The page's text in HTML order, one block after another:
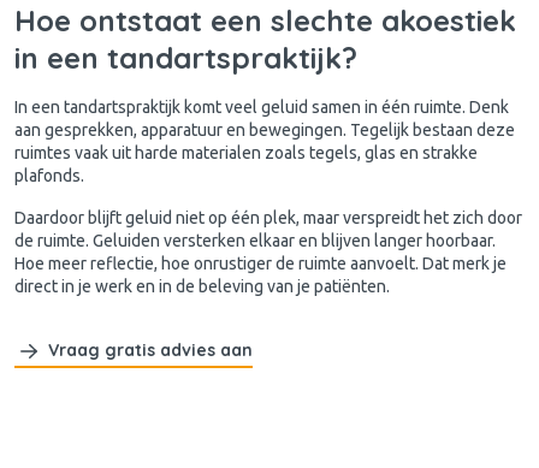
Hoe ontstaat een slechte akoestiek
in een tandartspraktijk?
In een tandartspraktijk komt veel geluid samen in één ruimte. Denk
aan gesprekken, apparatuur en bewegingen. Tegelijk bestaan deze
ruimtes vaak uit harde materialen zoals tegels, glas en strakke
plafonds.
Daardoor blijft geluid niet op één plek, maar verspreidt het zich door
de ruimte. Geluiden versterken elkaar en blijven langer hoorbaar.
Hoe meer reflectie, hoe onrustiger de ruimte aanvoelt. Dat merk je
direct in je werk en in de beleving van je patiënten.
Vraag gratis advies aan